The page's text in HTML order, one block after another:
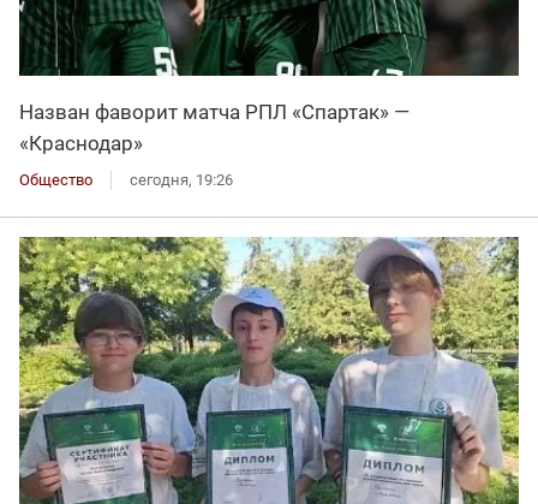
Назван фаворит матча РПЛ «Спартак» —
«Краснодар»
Общество сегодня, 19:26